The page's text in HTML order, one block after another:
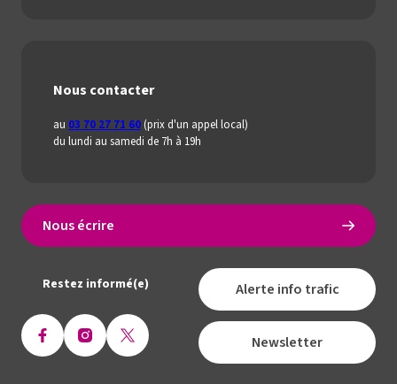
Nous contacter
au 03 70 27 71 60 (prix d'un appel local)
du lundi au samedi de 7h à 19h
Nous écrire
Restez informé(e)
OuvrirOuvrir Ouvrir
Alerte info trafic
Newsletter